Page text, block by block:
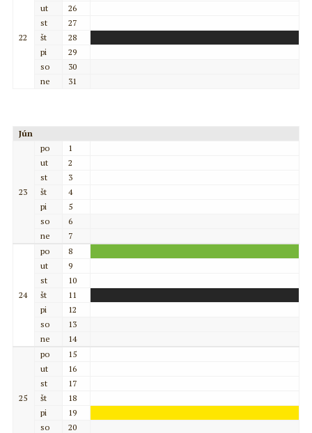
22
ut
26
st
27
št
28
pi
29
so
30
ne
31
Jún
23
po
1
ut
2
st
3
št
4
pi
5
so
6
ne
7
24
po
8
ut
9
st
10
št
11
pi
12
so
13
ne
14
25
po
15
ut
16
st
17
št
18
pi
19
so
20